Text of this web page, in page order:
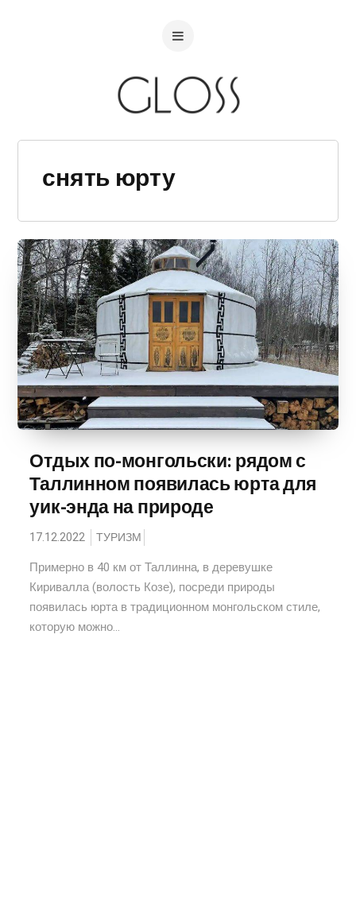
снять юрту
Отдых по-монгольски: рядом с
Таллинном появилась юрта для
уик-энда на природе
17.12.2022 ТУРИЗМ
Примерно в 40 км от Таллинна, в деревушке
Киривалла (волость Козе), посреди природы
появилась юрта в традиционном монгольском стиле,
которую можно...